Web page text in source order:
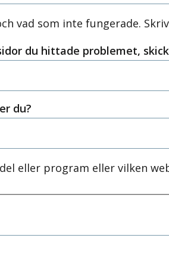
vad som inte fungerade.
du hittade problemet,
du?
eller program eller vilken